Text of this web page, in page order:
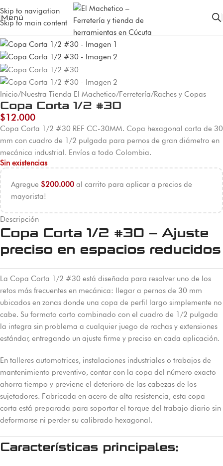
Skip to navigation
Skip to main content
Menú
Inicio/Nuestra Tienda El Machetico/Ferretería/Raches y Copas
Copa Corta 1/2 #30
$12.000
Copa Corta 1/2 #30 REF CC-30MM. Copa hexagonal corta de 30
mm con cuadro de 1/2 pulgada para pernos de gran diámetro en
mecánica industrial. Envíos a todo Colombia.
Sin existencias
Agregue $200.000 al carrito para aplicar a precios de
mayorista!
Descripción
Copa Corta 1/2 #30 – Ajuste
preciso en espacios reducidos
La Copa Corta 1/2 #30 está diseñada para resolver uno de los
retos más frecuentes en mecánica: llegar a pernos de 30 mm
ubicados en zonas donde una copa de perfil largo simplemente no
cabe. Su formato corto combinado con el cuadro de 1/2 pulgada
la integra sin problema a cualquier juego de rachas y extensiones
estándar, entregando un ajuste firme y preciso en cada aplicación.
En talleres automotrices, instalaciones industriales o trabajos de
mantenimiento preventivo, contar con la copa del número exacto
ahorra tiempo y previene el deterioro de las cabezas de los
sujetadores. Fabricada en acero de alta resistencia, esta copa
corta está preparada para soportar el torque del trabajo diario sin
deformarse ni perder su calibrado hexagonal.
Características principales: